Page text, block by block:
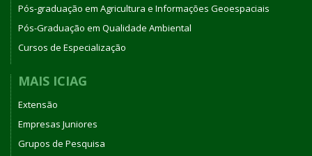
Pós-graduação em Agricultura e Informações Geoespaciais
Pós-Graduação em Qualidade Ambiental
Cursos de Especialização
MAIS ICIAG
Extensão
Empresas Juniores
Grupos de Pesquisa